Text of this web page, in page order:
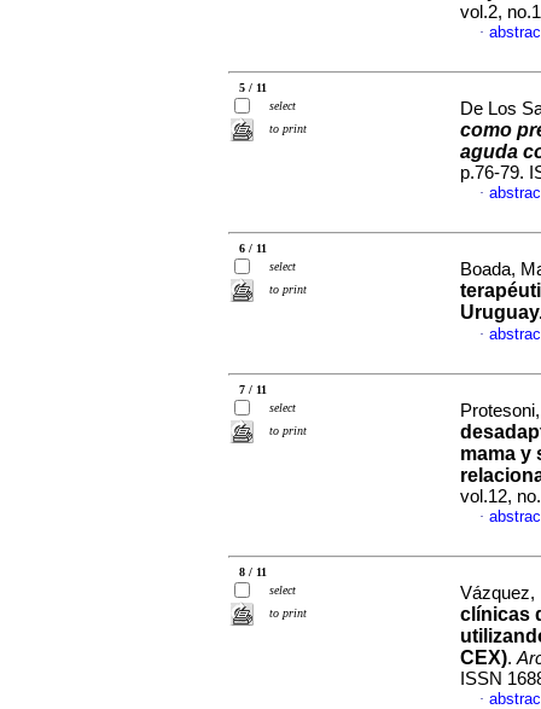
vol.2,
·
5 / 11
select
to print
De Los
como
aguda
p.76-79.
·
6 / 11
select
to print
Boada,
·
7 / 11
select
to print
mama y
vol.12,
·
8 / 11
select
to print
clínicas
CEX).
ISSN
·